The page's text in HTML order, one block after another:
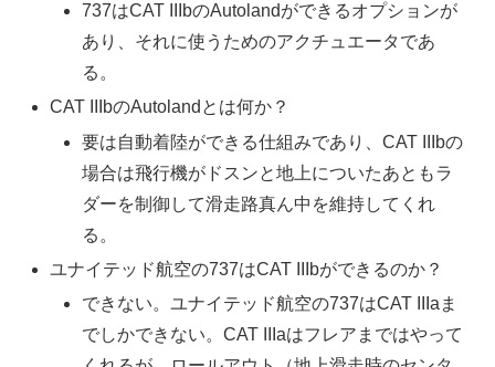
737はCAT IIIbのAutolandができるオプションが
あり、それに使うためのアクチュエータであ
る。
CAT IIIbのAutolandとは何か？
要は自動着陸ができる仕組みであり、CAT IIIbの
場合は飛行機がドスンと地上についたあともラ
ダーを制御して滑走路真ん中を維持してくれ
る。
ユナイテッド航空の737はCAT IIIbができるのか？
できない。ユナイテッド航空の737はCAT IIIaま
でしかできない。CAT IIIaはフレアまではやって